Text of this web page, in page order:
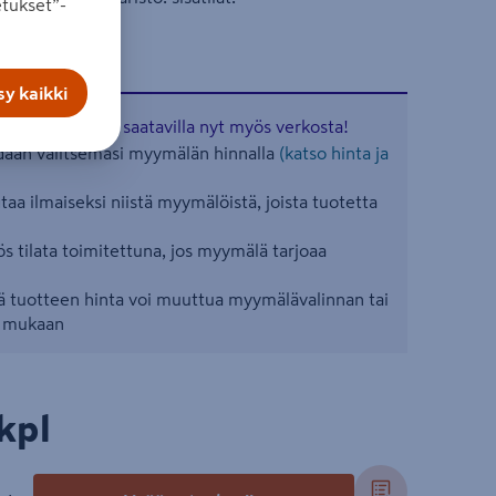
tuotteita saatavilla nyt myös verkosta!
valitsemasi myymälän hinnalla (katso hinta ja
ilmaiseksi niistä myymälöistä, joista tuotetta
tilata toimitettuna, jos myymälä tarjoaa
tuotteen hinta voi muuttua myymälävalinnan tai
kaikki